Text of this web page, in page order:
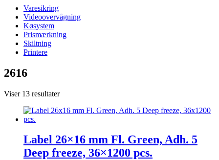
Varesikring
Videoovervågning
Køsystem
Prismærkning
Skiltning
Printere
2616
Viser 13 resultater
Label 26×16 mm Fl. Green, Adh. 5
Deep freeze, 36×1200 pcs.